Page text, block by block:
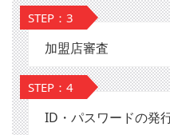
STEP：3
加盟店審査
STEP：4
ID・パスワードの発